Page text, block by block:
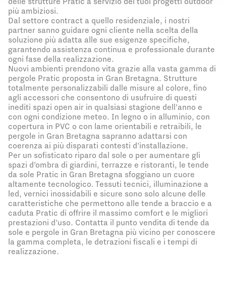
più ambiziosi.
Dal settore contract a quello residenziale, i nostri
partner sanno guidare ogni cliente nella scelta della
soluzione più adatta alle sue esigenze specifiche,
garantendo assistenza continua e professionale durante
ogni fase della realizzazione.
Nuovi ambienti prendono vita grazie alla vasta gamma di
pergole Pratic proposta in Gran Bretagna. Strutture
totalmente personalizzabili dalle misure al colore, fino
agli accessori che consentono di usufruire di questi
inediti spazi open air in qualsiasi stagione dell’anno e
con ogni condizione meteo. In legno o in alluminio, con
copertura in PVC o con lame orientabili e retraibili, le
pergole in Gran Bretagna sapranno adattarsi con
coerenza ai più disparati contesti d’installazione.
Per un sofisticato riparo dal sole o per aumentare gli
spazi d’ombra di giardini, terrazze e ristoranti, le tende
da sole Pratic in Gran Bretagna sfoggiano un cuore
altamente tecnologico. Tessuti tecnici, illuminazione a
led, vernici inossidabili e sicure sono solo alcune delle
caratteristiche che permettono alle tende a braccio e a
caduta Pratic di offrire il massimo comfort e le migliori
prestazioni d’uso. Contatta il punto vendita di tende da
sole e pergole in Gran Bretagna più vicino per conoscere
la gamma completa, le detrazioni fiscali e i tempi di
realizzazione.